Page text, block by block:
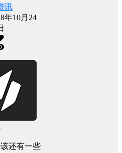
讯
年10月24
还有一些